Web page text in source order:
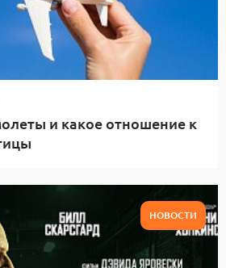
и какое отношение к
НОВОСТИ